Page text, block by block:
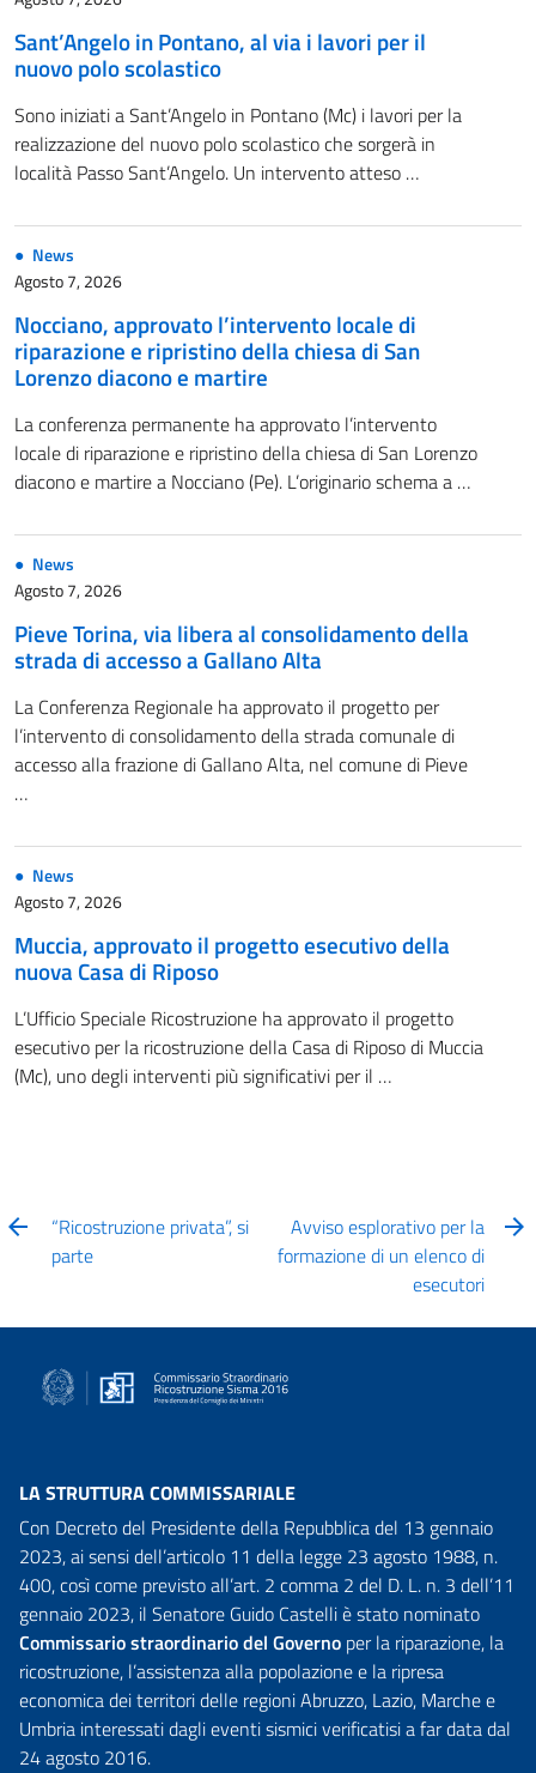
Sant’Angelo in Pontano, al via i lavori per il
nuovo polo scolastico
Sono iniziati a Sant’Angelo in Pontano (Mc) i lavori per la
realizzazione del nuovo polo scolastico che sorgerà in
località Passo Sant’Angelo. Un intervento atteso …
News
Agosto 7, 2026
Nocciano, approvato l’intervento locale di
riparazione e ripristino della chiesa di San
Lorenzo diacono e martire
La conferenza permanente ha approvato l’intervento
locale di riparazione e ripristino della chiesa di San Lorenzo
diacono e martire a Nocciano (Pe). L’originario schema a …
News
Agosto 7, 2026
Pieve Torina, via libera al consolidamento della
strada di accesso a Gallano Alta
La Conferenza Regionale ha approvato il progetto per
l’intervento di consolidamento della strada comunale di
accesso alla frazione di Gallano Alta, nel comune di Pieve
…
News
Agosto 7, 2026
Muccia, approvato il progetto esecutivo della
nuova Casa di Riposo
L’Ufficio Speciale Ricostruzione ha approvato il progetto
esecutivo per la ricostruzione della Casa di Riposo di Muccia
(Mc), uno degli interventi più significativi per il …
“Ricostruzione privata”, si
parte
Avviso esplorativo per la
formazione di un elenco di
esecutori
LA STRUTTURA COMMISSARIALE
Con Decreto del Presidente della Repubblica del 13 gennaio
2023, ai sensi dell’articolo 11 della legge 23 agosto 1988, n.
400, così come previsto all’art. 2 comma 2 del D. L. n. 3 dell’11
gennaio 2023, il Senatore Guido Castelli è stato nominato
Commissario straordinario del Governo per la riparazione, la
ricostruzione, l’assistenza alla popolazione e la ripresa
economica dei territori delle regioni Abruzzo, Lazio, Marche e
Umbria interessati dagli eventi sismici verificatisi a far data dal
24 agosto 2016.